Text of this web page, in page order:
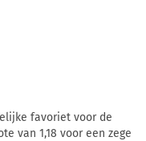
favoriet voor de
van 1,18 voor een zege